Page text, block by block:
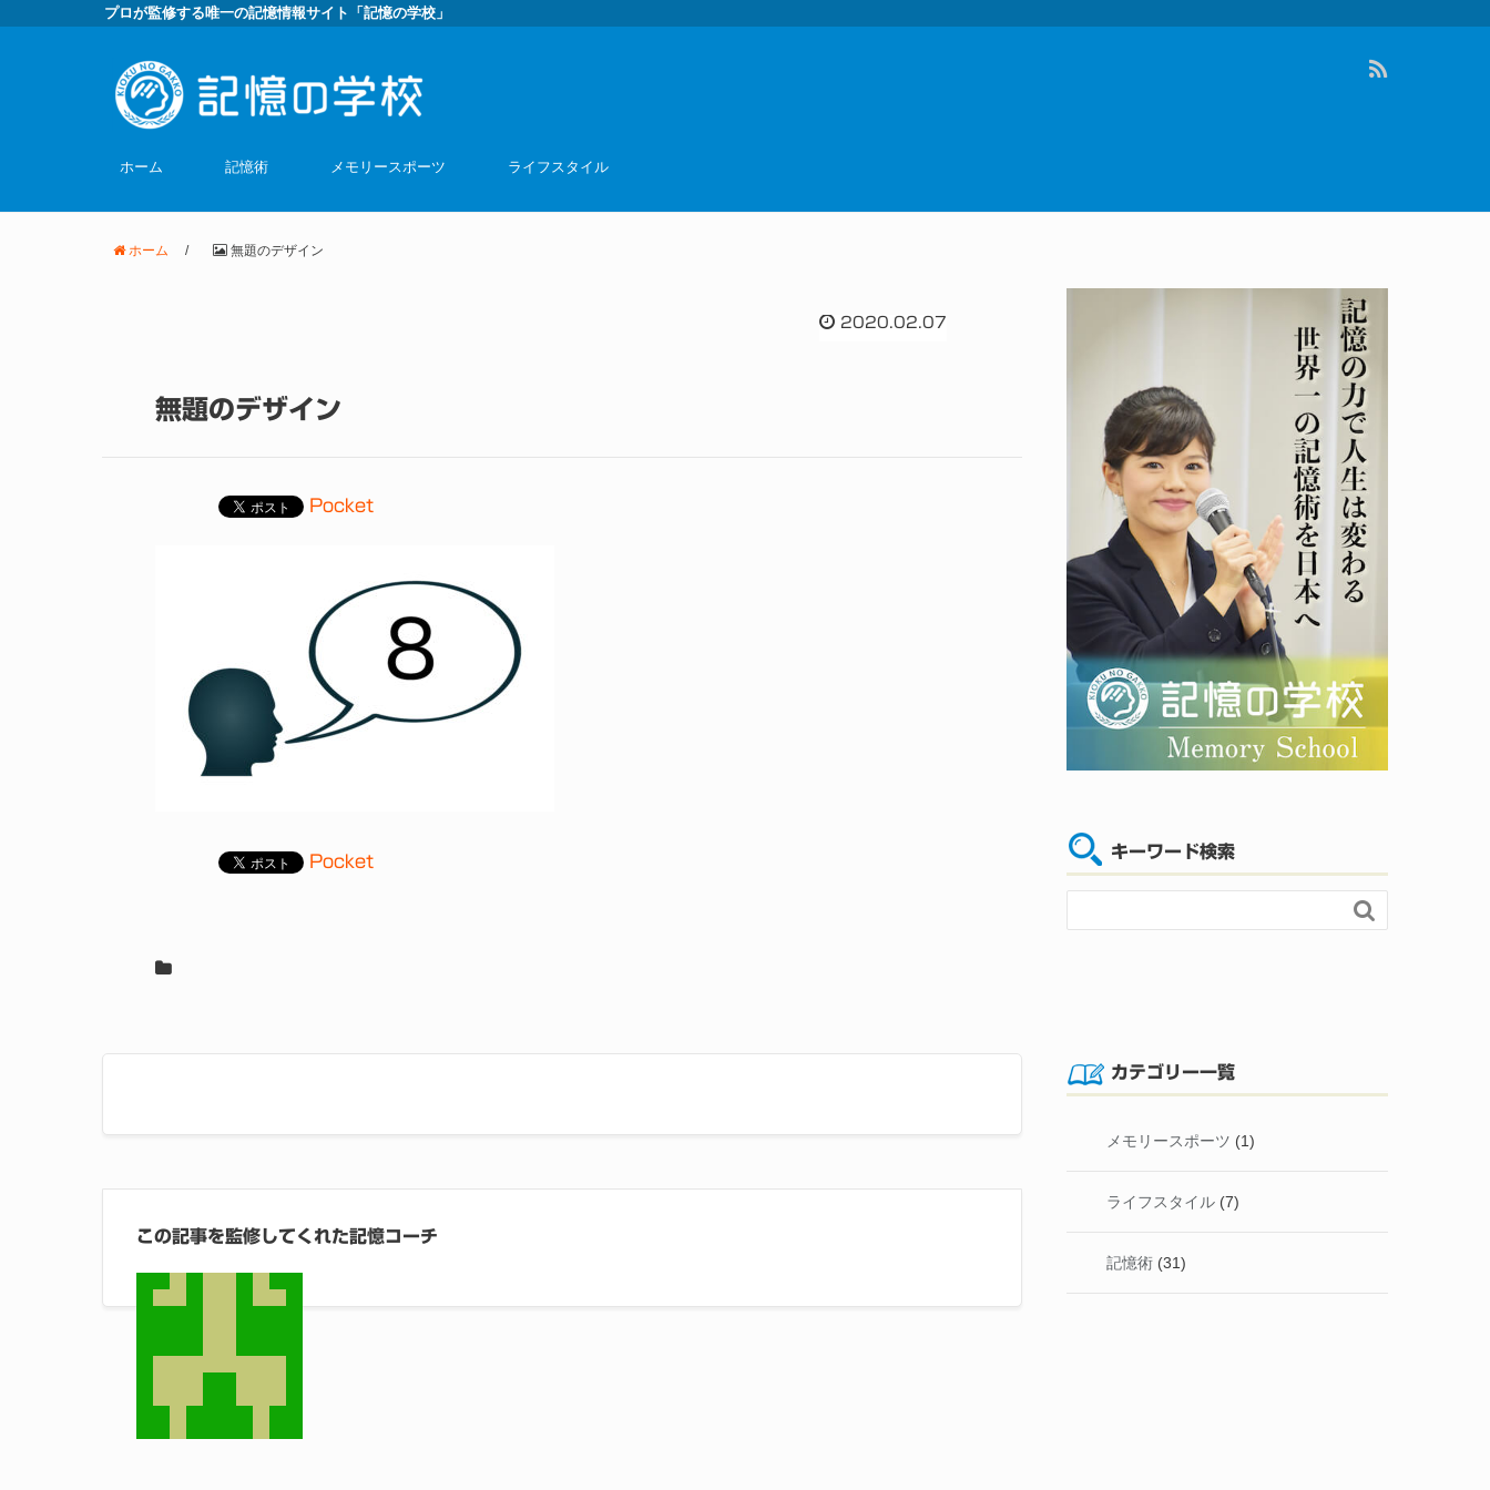
プロが監修する唯一の記憶情報サイト「記憶の学校」
ホーム 記憶術 メモリースポーツ ライフスタイル
ホーム / 無題のデザイン
2020.02.07
無題のデザイン
Pocket
Pocket
この記事を監修してくれた記憶コーチ
キーワード検索

カテゴリー一覧
メモリースポーツ (1)
ライフスタイル (7)
記憶術 (31)